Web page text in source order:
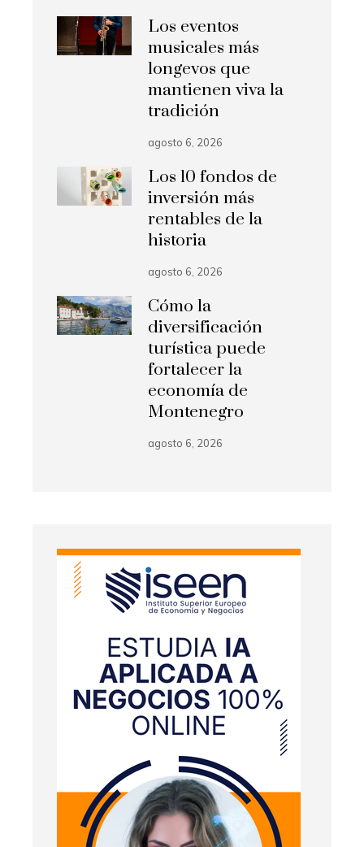
Los eventos
musicales más
longevos que
mantienen viva la
tradición
agosto 6, 2026
Los 10 fondos de
inversión más
rentables de la
historia
agosto 6, 2026
Cómo la
diversificación
turística puede
fortalecer la
economía de
Montenegro
agosto 6, 2026